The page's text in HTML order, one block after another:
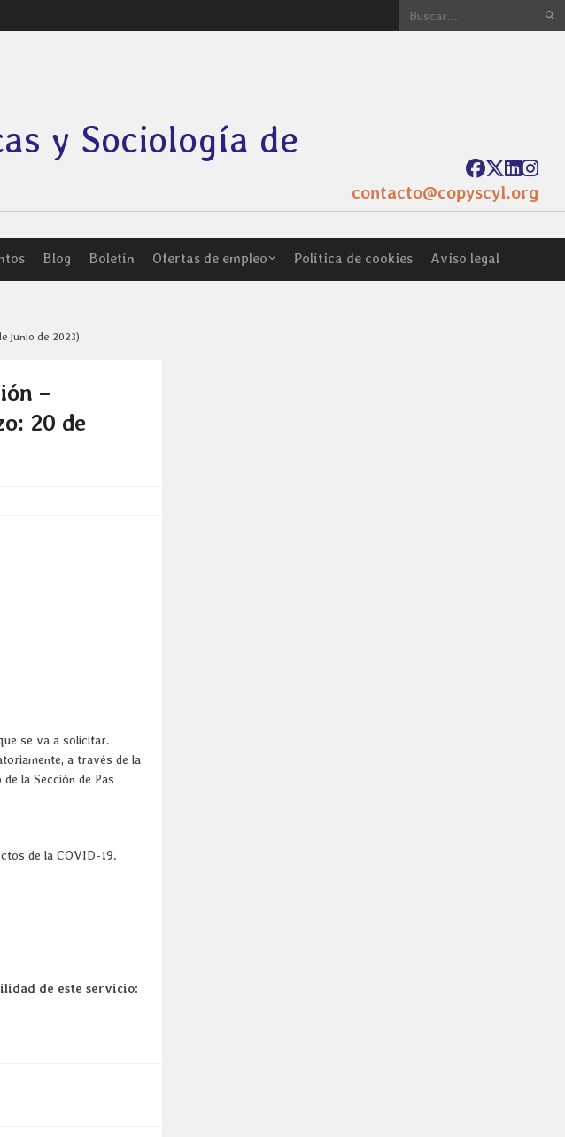
y Sociología de
contacto@copyscyl.org
Blog Boletín Ofertas de empleo Política de cookies Aviso legal
junio de 2023)
–
20 de
se va a solicitar.
a través de la
la Sección de Pas
de la COVID-19.
de este servicio: